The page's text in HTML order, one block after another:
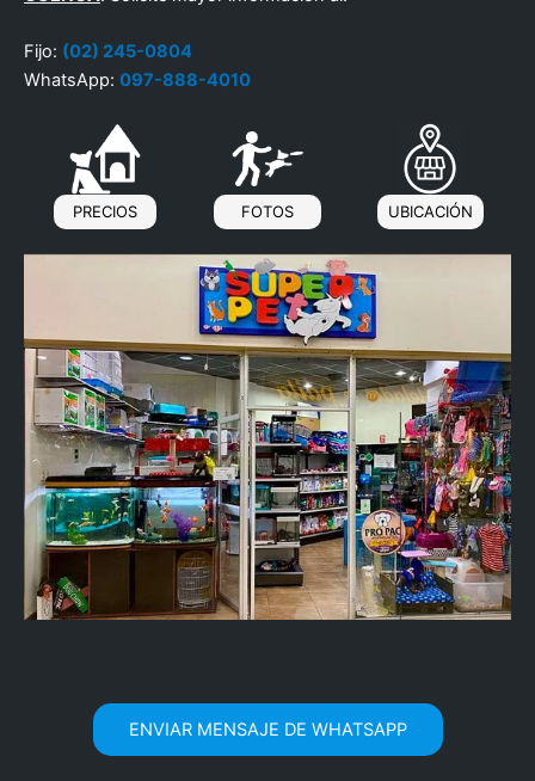
Fijo: (02) 245-0804
WhatsApp: 097-888-4010
PRECIOS FOTOS UBICACIÓN
ENVIAR MENSAJE DE WHATSAPP